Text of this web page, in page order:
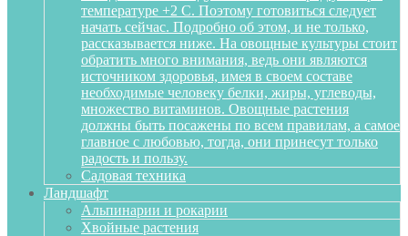
температуре +2 С. Поэтому готовиться следует
начать сейчас. Подробно об этом, и не только,
рассказывается ниже. На овощные культуры стоит
обратить много внимания, ведь они являются
источником здоровья, имея в своем составе
необходимые человеку белки, жиры, углеводы,
множество витаминов. Овощные растения
должны быть посажены по всем правилам, а самое
главное с любовью, тогда, они принесут только
радость и пользу.
Садовая техника
Ландшафт
Альпинарии и рокарии
Хвойные растения